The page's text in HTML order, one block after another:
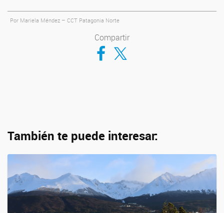
Por Mariela Méndez – CCT Patagonia Norte
Compartir
Compartir en Facebook
Compartir en Twitter
También te puede interesar: